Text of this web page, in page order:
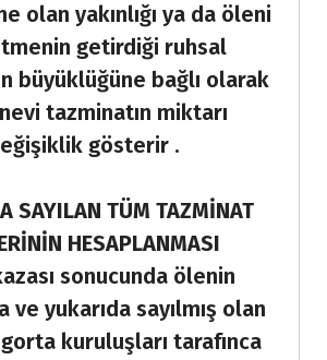
olan yakınlığı ya da öleni
getirdiği ruhsal
büyüklüğüne bağlı olarak
tazminatın miktarı
gösterir .
SAYILAN TÜM TAZMİNAT
HESAPLANMASI
sonucunda ölenin
ve yukarıda sayılmış olan
kuruluşları tarafınca